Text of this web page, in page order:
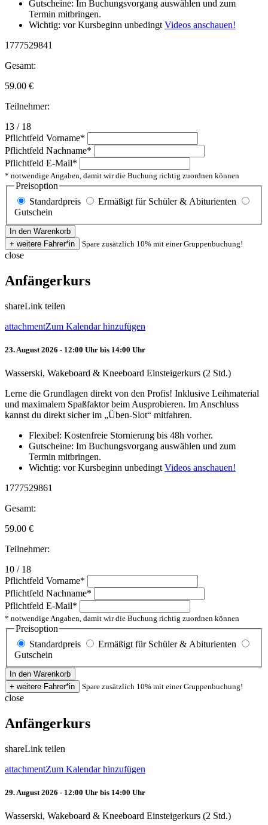
Gutscheine: Im Buchungsvorgang auswählen und zum
Termin mitbringen.
Wichtig: vor Kursbeginn unbedingtVideos anschauen!
1777529841
Gesamt:
59.00 €
Teilnehmer:
13 / 18
Pflichtfeld Vorname*
Pflichtfeld Nachname*
Pflichtfeld E-Mail*
* notwendige Angaben, damit wir die Buchung richtig zuordnen können
Preisoption
Standardpreis
Ermäßigt für Schüler & Abiturienten
Gutschein
Spare zusätzlich 10% mit einer Gruppenbuchung!
close
Anfängerkurs
shareLink teilen
attachmentZum Kalendar hinzufügen
23. August 2026 - 12:00 Uhr bis 14:00 Uhr
Wasserski, Wakeboard & Kneeboard Einsteigerkurs (2 Std.)
Lerne die Grundlagen direkt von den Profis! Inklusive Leihmaterial
und maximalem Spaßfaktor beim Ausprobieren. Im Anschluss
kannst du direkt sicher im „Üben-Slot“ mitfahren.
Flexibel: Kostenfreie Stornierung bis 48h vorher.
Gutscheine: Im Buchungsvorgang auswählen und zum
Termin mitbringen.
Wichtig: vor Kursbeginn unbedingt Videos anschauen!
1777529861
Gesamt:
59.00 €
Teilnehmer:
10 / 18
Pflichtfeld Vorname*
Pflichtfeld Nachname*
Pflichtfeld E-Mail*
* notwendige Angaben, damit wir die Buchung richtig zuordnen können
Preisoption
Standardpreis
Ermäßigt für Schüler & Abiturienten
Gutschein
Spare zusätzlich 10% mit einer Gruppenbuchung!
close
Anfängerkurs
shareLink teilen
attachmentZum Kalendar hinzufügen
29. August 2026 - 12:00 Uhr bis 14:00 Uhr
Wasserski, Wakeboard & Kneeboard Einsteigerkurs (2 Std.)